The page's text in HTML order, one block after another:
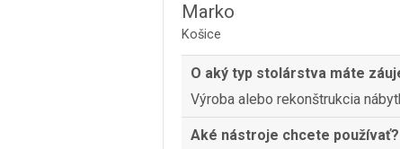
Marko
Košice
O aký typ stolárstva máte
Výroba alebo rekonštrukcia
Aké nástroje chcete používať?